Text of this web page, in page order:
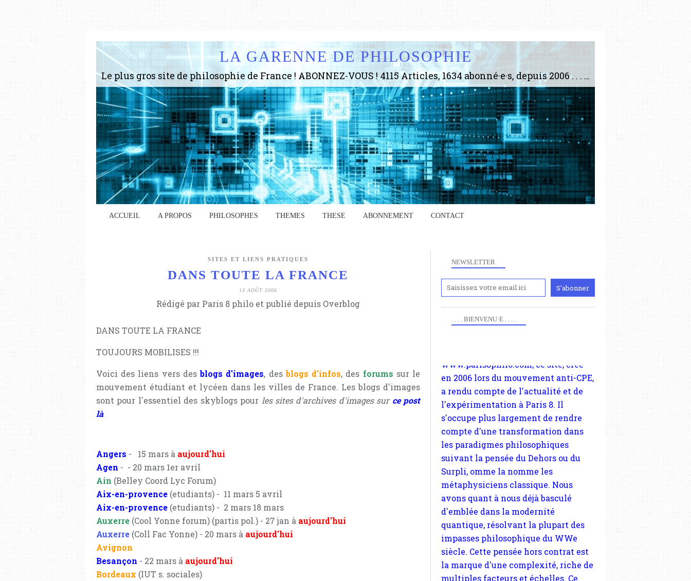
LA GARENNE DE PHILOSOPHIE
Le plus gros site de philosophie de France ! ABONNEZ-VOUS ! 4115 Articles, 1634 abonné·e·s, depuis 2006 . . . . . . . . 2 852 214 pages vues jusqu'à présent. Prestance et être apte à un plus grand nombre de choses.
ACCUEIL A PROPOS PHILOSOPHES THEMES THESE ABONNEMENT CONTACT
SITES ET LIENS PRATIQUES
DANS TOUTE LA FRANCE
13 AOÛT 2006
Rédigé par Paris 8 philo et publié depuis Overblog
DANS TOUTE LA FRANCE
TOUJOURS MOBILISES !!!
Voici des liens vers desblogs d'images, desblogs d'infos, des forums sur le
mouvement étudiant et lycéen dans les villes de France. Les blogs d'images
sont pour l'essentiel des skyblogs pour les sites d'archives d'images sur ce post
là
Angers - 15 mars à aujourd'hui
Agen - - 20 mars 1er avril
Ain (Belley Coord Lyc Forum)
Aix-en-provence (etudiants) - 11 mars 5 avril
Aix-en-provence (etudiants) - 2 mars 18 mars
Auxerre (Cool Yonne forum) (partis pol.) - 27 jan à aujourd'hui
Auxerre (Coll Fac Yonne) - 20 mars à aujourd'hui
Avignon
Besançon - 22 mars à aujourd'hui
Bordeaux (IUT s. sociales)
NEWSLETTER
. . . . BIENVENU·E . . . .
Anciennement
www.paris8philo.com, ce site, créé
s'occupe plus largement de rendre
compte d'une transformation dans
les paradigmes philosophiques
suivant la pensée du Dehors ou du
Surpli, omme la nomme les
métaphysiciens classique. Nous
avons quant à nous déjà basculé
d'emblée dans la modernité
quantique, résolvant la plupart des
impasses philosophique du WWe
siècle. Cette pensée hors contrat est
la marque d'une complexité, riche de
multiples facteurs et échelles. Ce
site contient des articles pour être
apte à un plus grand nombre de
choses.